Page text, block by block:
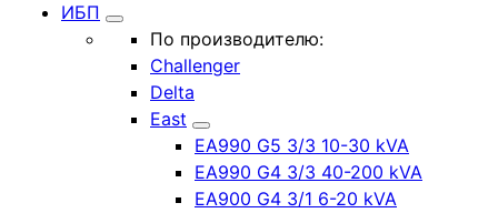
ИБП
По производителю:
Challenger
Delta
East
EA990 G5 3/3 10-30 kVA
EA990 G4 3/3 40-200 kVA
EA900 G4 3/1 6-20 kVA